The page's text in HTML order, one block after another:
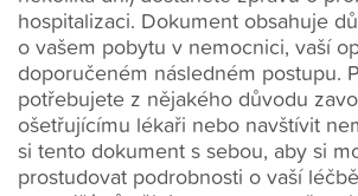
hospitalizaci. Dokument obsahuje
o vašem pobytu v nemocnici, vaší
doporučeném následném postupu.
potřebujete z nějakého důvodu
ošetřujícímu lékaři nebo navštívit
si tento dokument s sebou, aby si
prostudovat podrobnosti o vaší